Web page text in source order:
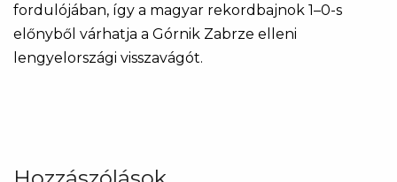
fordulójában, így a magyar rekordbajnok 1–0-s
előnyből várhatja a Górnik Zabrze elleni
lengyelországi visszavágót.